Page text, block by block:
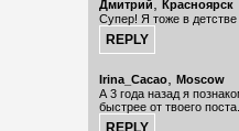
Дмитрий, Красноярск
Супер! Я тоже в
Irina_Cacao, Moscow
А 3 года назад я
быстрее от твоего